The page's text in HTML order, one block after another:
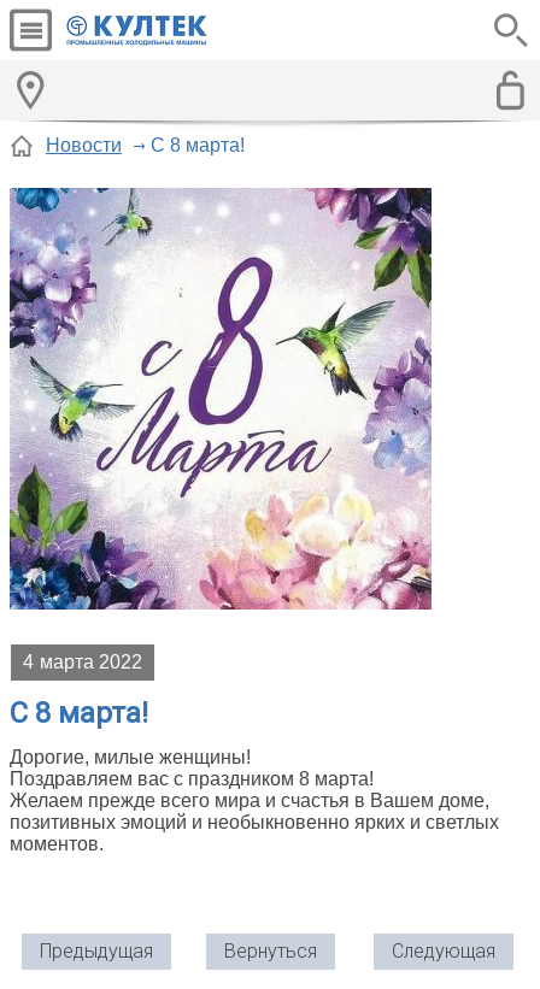
Новости С 8 марта!
4 марта 2022
С 8 марта!
Дорогие, милые женщины!
Поздравляем вас с праздником 8 марта!
Желаем прежде всего мира и счастья в Вашем доме,
позитивных эмоций и необыкновенно ярких и светлых
моментов.
Предыдущая Вернуться Следующая